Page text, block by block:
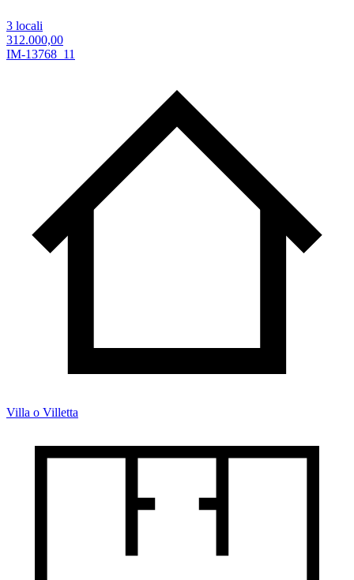
3 locali
312.000,00
IM-13768_11
Villa o Villetta